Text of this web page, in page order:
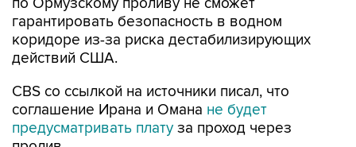
гарантировать безопасность в водном
коридоре из-за риска дестабилизирующих
действий США.
CBS со ссылкой на источники писал, что
соглашение Ирана и Омана не будет
предусматривать плату за проход через